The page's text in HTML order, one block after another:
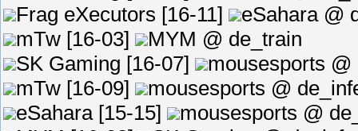
Frag eXecutors [16-11]
eSahara @
mTw [16-03]
MYM @ de_train
SK Gaming [16-07]
mousesports @
mTw [16-09]
mousesports @
eSahara [15-15]
mousesports @